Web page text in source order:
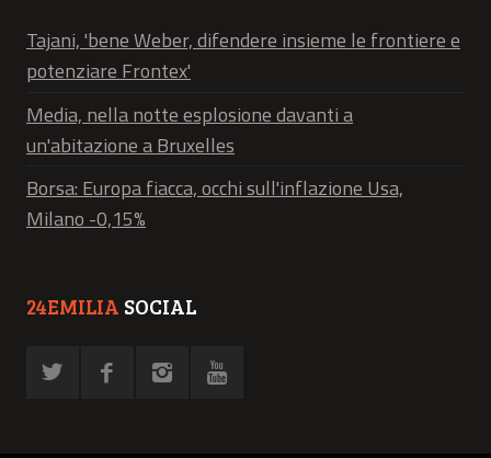
Tajani, 'bene Weber, difendere insieme le frontiere e
potenziare Frontex'
Media, nella notte esplosione davanti a
un'abitazione a Bruxelles
Borsa: Europa fiacca, occhi sull'inflazione Usa,
Milano -0,15%
24EMILIA SOCIAL